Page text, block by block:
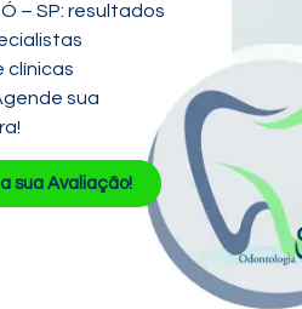
– SP: resultados
clínicas
sua
sua Avaliação!